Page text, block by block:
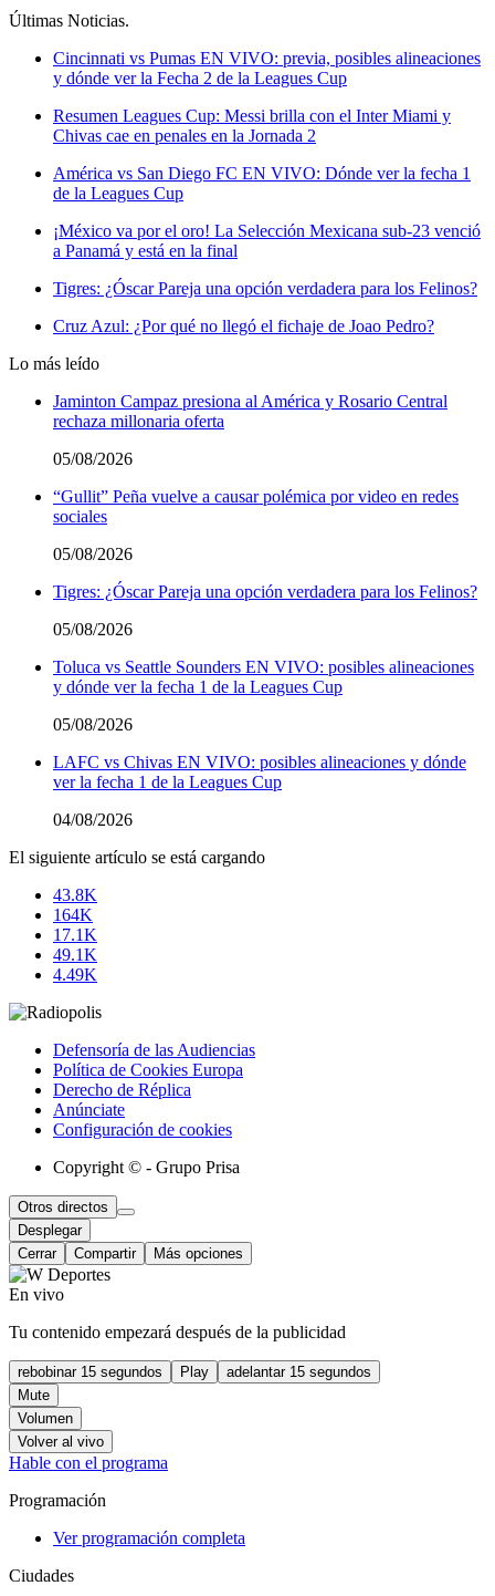
Últimas Noticias.
Cincinnati vs Pumas EN VIVO: previa, posibles alineaciones
y dónde ver la Fecha 2 de la Leagues Cup
Resumen Leagues Cup: Messi brilla con el Inter Miami y
Chivas cae en penales en la Jornada 2
América vs San Diego FC EN VIVO: Dónde ver la fecha 1
de la Leagues Cup
¡México va por el oro! La Selección Mexicana sub-23 venció
a Panamá y está en la final
Tigres: ¿Óscar Pareja una opción verdadera para los Felinos?
Cruz Azul: ¿Por qué no llegó el fichaje de Joao Pedro?
Lo más leído
Jaminton Campaz presiona al América y Rosario Central
rechaza millonaria oferta
05/08/2026
“Gullit” Peña vuelve a causar polémica por video en redes
sociales
05/08/2026
Tigres: ¿Óscar Pareja una opción verdadera para los Felinos?
05/08/2026
Toluca vs Seattle Sounders EN VIVO: posibles alineaciones
y dónde ver la fecha 1 de la Leagues Cup
05/08/2026
LAFC vs Chivas EN VIVO: posibles alineaciones y dónde
ver la fecha 1 de la Leagues Cup
04/08/2026
El siguiente artículo se está cargando
43.8K
164K
17.1K
49.1K
4.49K
Defensoría de las Audiencias
Política de Cookies Europa
Derecho de Réplica
Anúnciate
Configuración de cookies
Copyright © - Grupo Prisa
Otros directos
Desplegar
Cerrar
Compartir Más opciones
En vivo
Tu contenido empezará después de la publicidad
rebobinar 15 segundos Play
adelantar 15 segundos
Mute
Volumen
Volver al vivo
Hable con el programa
Programación
Ver programación completa
Ciudades